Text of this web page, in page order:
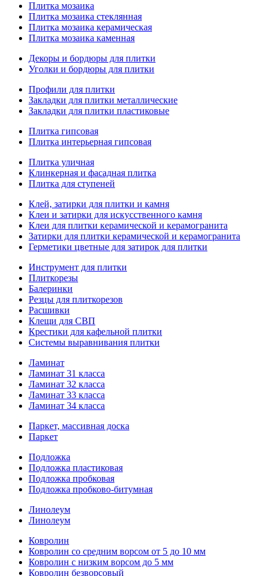
Плитка мозаика
Плитка мозаика стеклянная
Плитка мозаика керамическая
Плитка мозаика каменная
Декоры и бордюры для плитки
Уголки и бордюры для плитки
Профили для плитки
Закладки для плитки металлические
Закладки для плитки пластиковые
Плитка гипсовая
Плитка интерьерная гипсовая
Плитка уличная
Клинкерная и фасадная плитка
Плитка для ступеней
Клей, затирки для плитки и камня
Клеи и затирки для искусственного камня
Клеи для плитки керамической и керамогранита
Затирки для плитки керамической и керамогранита
Герметики цветные для затирок для плитки
Инструмент для плитки
Плиткорезы
Балеринки
Резцы для плиткорезов
Расшивки
Клещи для СВП
Крестики для кафельной плитки
Системы выравнивания плитки
Ламинат
Ламинат 31 класса
Ламинат 32 класса
Ламинат 33 класса
Ламинат 34 класса
Паркет, массивная доска
Паркет
Подложка
Подложка пластиковая
Подложка пробковая
Подложка пробково-битумная
Линолеум
Линолеум
Ковролин
Ковролин со средним ворсом от 5 до 10 мм
Ковролин с низким ворсом до 5 мм
Ковролин безворсовый